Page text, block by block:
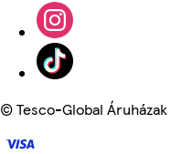
©Tesco-Global